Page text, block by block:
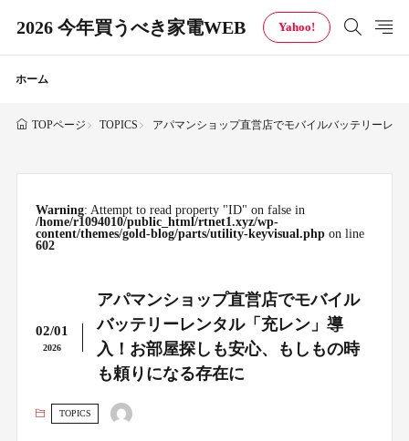
2026 今年買うべき家電WEB Yahoo!
ホーム
TOPページ TOPICS アパマンショップ直営店でモバイルバッテリーレ
Warning: Attempt to read property "ID" on false in
/home/r1094010/public_html/rtnet1.xyz/wp-
content/themes/gold-blog/parts/utility-keyvisual.phpon line
602
02/01
2026
アパマンショップ直営店でモバイル
バッテリーレンタル「充レン」導
入！お部屋探しも安心、もしもの時
も頼りになる存在に
TOPICS